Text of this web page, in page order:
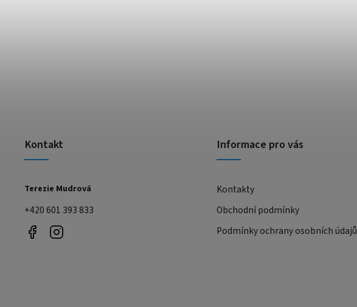
Kontakt
Terezie Mudrová
+420 601 393 833
Informace pro vás
Kontakty
Obchodní podmínky
Podmínky ochrany osobních údajů